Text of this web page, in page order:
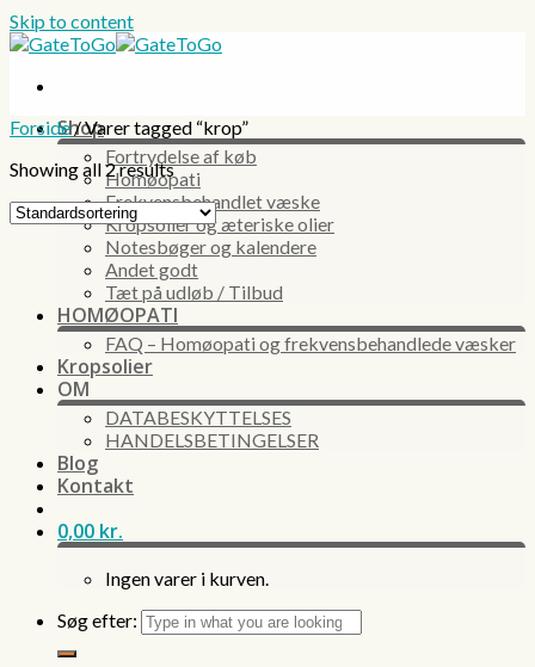
Skip to content
Shop
Fortrydelse af køb
Homøopati
Frekvensbehandlet væske
Kropsolier og æteriske olier
Notesbøger og kalendere
Andet godt
Tæt på udløb / Tilbud
HOMØOPATI
FAQ – Homøopati og frekvensbehandlede væsker
Kropsolier
OM
DATABESKYTTELSES
HANDELSBETINGELSER
Blog
Kontakt
0,00 kr.
Ingen varer i kurven.
Søg efter:
Forside/Varer tagged “krop”
Showing all 2 results